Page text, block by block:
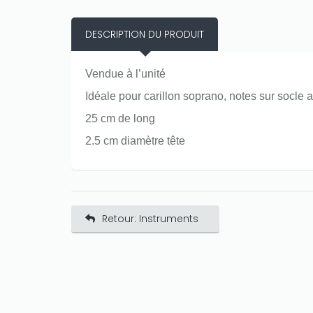
DESCRIPTION DU PRODUIT
Vendue à l’unité
Idéale pour carillon soprano, notes sur socle
25 cm de long
2.5 cm diamètre tête
Retour: Instruments